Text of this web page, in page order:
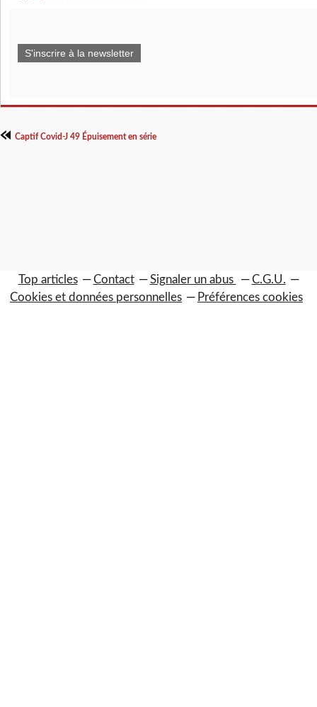
S'inscrire à la newsletter
Captif Covid-J 49 Épuisement en série
Top articles Contact Signaler un abus
C.G.U.
Cookies et données personnelles
Préférences cookies